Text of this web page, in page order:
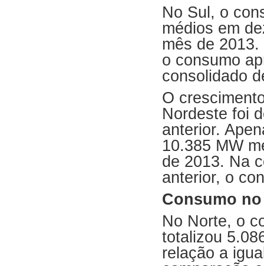
No Sul, o
médios em
mês de
o consumo
consolidado
O
Nordeste foi
anterior.
10.385 MW
de 2013. Na
anterior, o
Consumo
No Norte, o
totalizou
relação a